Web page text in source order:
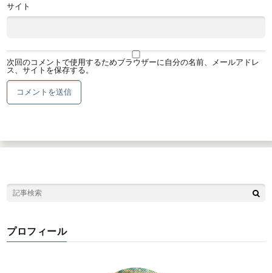
サイト
次回のコメントで使用するためブラウザーに自分の名前、メールアドレ
ス、サイトを保存する。
プロフィール